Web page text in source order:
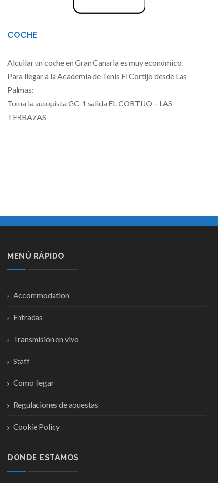
COCHE
Alquilar un coche en Gran Canaria es muy económico.
Para llegar a la Academia de Tenis El Cortijo desde Las
Palmas:
Toma la autopista GC-1 salida EL CORTIJO – LAS
TERRAZAS
MENÚ RÁPIDO
Accommodation
Entradas
Transmisión en vivo
Staff
Como llegar
Regulaciones de apuestas
Cookie Policy
DONDE ESTAMOS